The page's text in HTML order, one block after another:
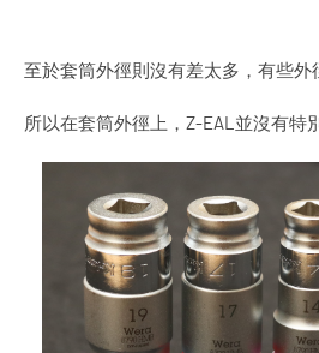
至於套筒外徑則沒有差太多，有些外
所以在套筒外徑上，Z-EAL並沒有特